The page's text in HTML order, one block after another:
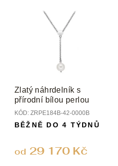
Zlatý náhrdelník s
přírodní bílou perlou
KÓD: ZRPE184B-42-0000B
od 29 170 Kč
BĚŽNĚ DO 4 TÝDNŮ